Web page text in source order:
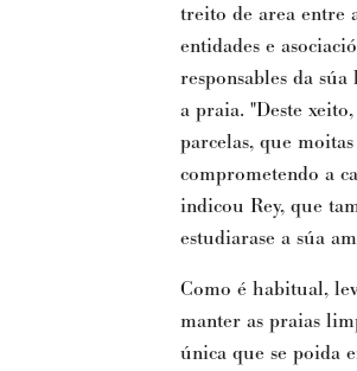
treito de area entre
entidades e
responsables da
a praia. "Deste
parcelas, que
comprometendo a
indicou Rey, que
estudiarase a súa
Como é habitual,
manter as praias
única que se poida